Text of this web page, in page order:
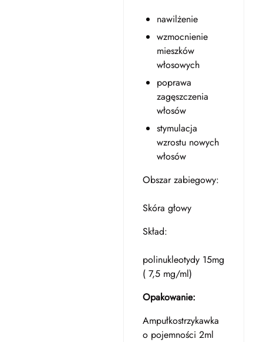
nawilżenie
wzmocnienie
mieszków
włosowych
poprawa
zagęszczenia
włosów
stymulacja
wzrostu nowych
włosów
Obszar zabiegowy:
Skóra głowy
Skład:
polinukleotydy 15mg
( 7,5 mg/ml)
Opakowanie:
Ampułkostrzykawka
o pojemności 2ml